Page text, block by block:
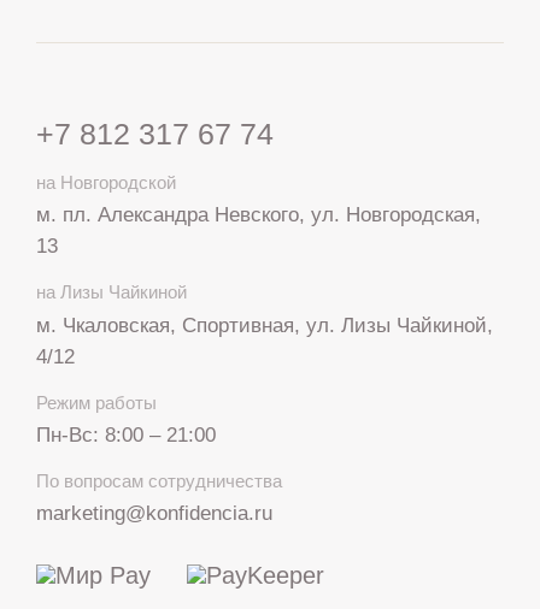
+7 812 317 67 74
на Новгородской
м. пл. Александра Невского, ул. Новгородская,
13
на Лизы Чайкиной
м. Чкаловская, Спортивная, ул. Лизы Чайкиной,
4/12
Режим работы
Пн-Вс: 8:00 – 21:00
По вопросам сотрудничества
marketing@konfidencia.ru
с 8:00 до 21:00
МАКС